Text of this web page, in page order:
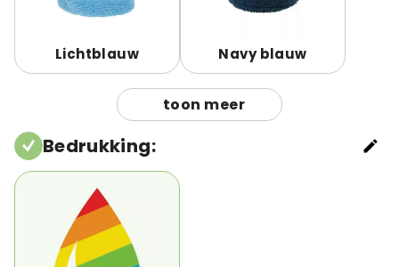
Lichtblauw Navy blauw
toon meer
Bedrukking: